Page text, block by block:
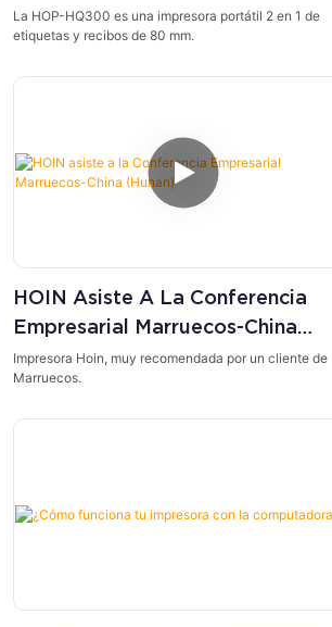
Millones De Usuarios Tras Diez
Años De Desarrollo De Hardware
Propio.
La HOP-HQ300 es una impresora portátil 2 en 1 de
etiquetas y recibos de 80 mm.
HOIN Asiste A La Conferencia
Empresarial Marruecos-China
(Hunan)
Impresora Hoin, muy recomendada por un cliente de
Marruecos.